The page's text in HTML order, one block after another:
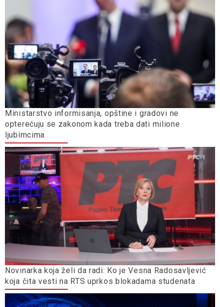
Ministarstvo informisanja, opštine i gradovi ne
opterećuju se zakonom kada treba dati milione
ljubimcima
Novinarka koja želi da radi: Ko je Vesna Radosavljević
koja čita vesti na RTS uprkos blokadama studenata